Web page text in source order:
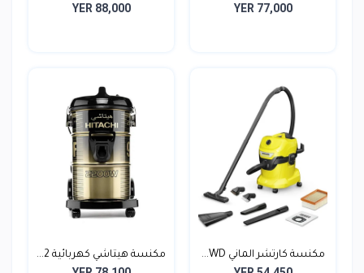
YER 77,000
YER 88,000
مكنسة كارتشر الماني WD... مكنسة هيتاشي كهربائية 2...